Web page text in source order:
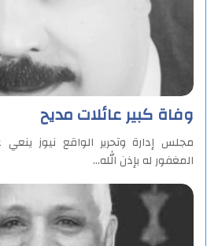
وفاة كبير عائلات مديح
مجلس إدارة وتحرير الواقع نيوز
المغفور له بإذن الله…